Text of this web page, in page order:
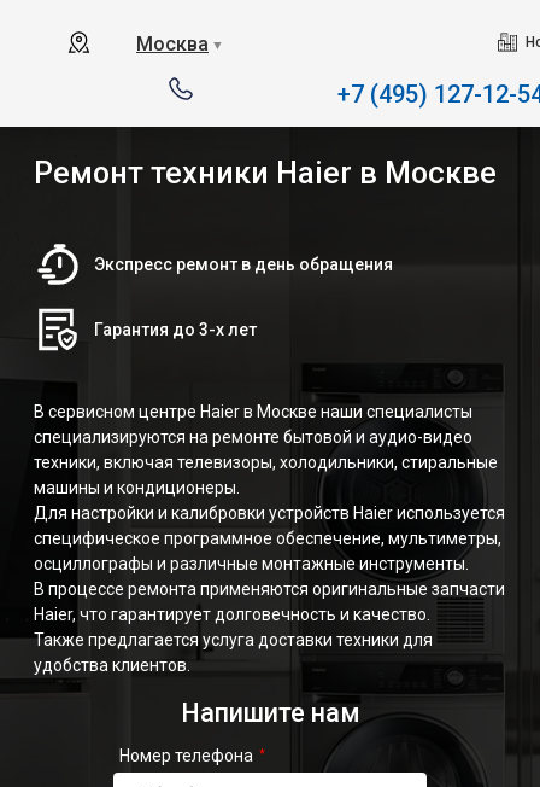
Москва ▼
+7 (495) 127-12-
Ремонт техники Haier в Москве
Экспресс ремонт в день обращения
Гарантия до 3-х лет
В сервисном центре Haier в Москве наши специалисты
специализируются на ремонте бытовой и аудио-видео
техники, включая телевизоры, холодильники, стиральные
машины и кондиционеры.
Для настройки и калибровки устройств Haier используется
специфическое программное обеспечение, мультиметры,
осциллографы и различные монтажные инструменты.
В процессе ремонта применяются оригинальные запчасти
Haier, что гарантирует долговечность и качество.
Также предлагается услуга доставки техники для
удобства клиентов.
Напишите нам
Номер телефона